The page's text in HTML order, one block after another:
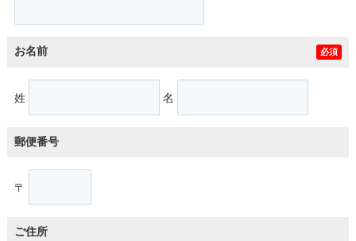
お名前 必須
姓 名
郵便番号
〒
ご住所